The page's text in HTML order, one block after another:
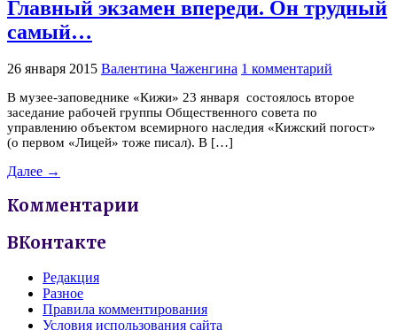
Главный экзамен впереди. Он трудный
самый…
26 января 2015 Валентина Чаженгина 1 комментарий
В музее-заповеднике «Кижи» 23 января состоялось второе
заседание рабочей группы Общественного совета по
управлению объектом всемирного наследия «Кижский погост»
(о первом «Лицей» тоже писал). В […]
Далее →
Комментарии
ВКонтакте
Редакция
Разное
Правила комментирования
Условия использования сайта